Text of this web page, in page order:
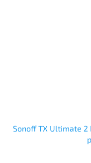
Sonoff TX Ultimate 2